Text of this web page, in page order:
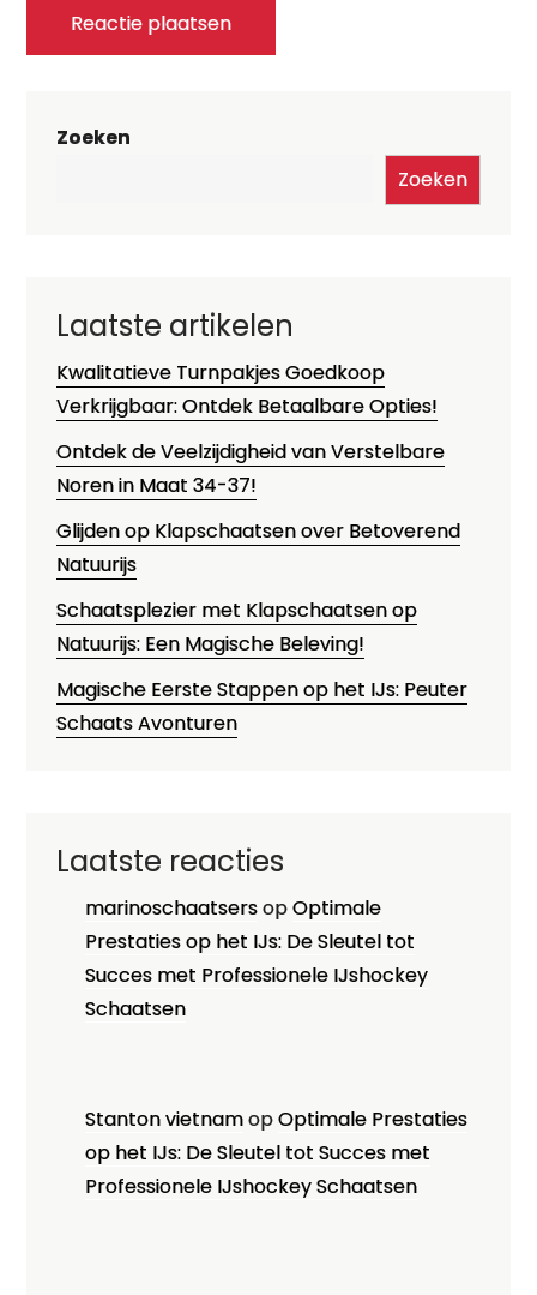
Zoeken
Zoeken
Laatste artikelen
Kwalitatieve Turnpakjes Goedkoop
Verkrijgbaar: Ontdek Betaalbare Opties!
Ontdek de Veelzijdigheid van Verstelbare
Noren in Maat 34-37!
Glijden op Klapschaatsen over Betoverend
Natuurijs
Schaatsplezier met Klapschaatsen op
Natuurijs: Een Magische Beleving!
Magische Eerste Stappen op het IJs: Peuter
Schaats Avonturen
Laatste reacties
marinoschaatsersopOptimale
Prestaties op het IJs: De Sleutel tot
Succes met Professionele IJshockey
Schaatsen
Stanton vietnamopOptimale Prestaties
op het IJs: De Sleutel tot Succes met
Professionele IJshockey Schaatsen